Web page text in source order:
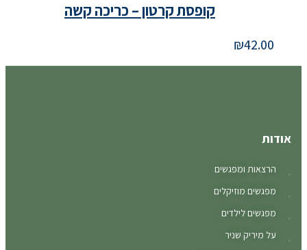
קופסת קרטון – כריכה קשה
₪42.00
אודות
הרצאות ומפגשים
מפגשים מוזיקלים
מפגשים לילדים
על מיריק שניר